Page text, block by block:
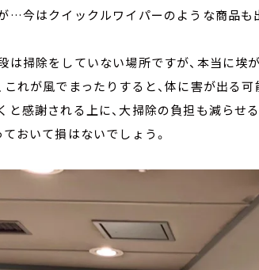
…今はクイックルワイパーのような商品も
は掃除をしていない場所ですが、本当に埃
これが風でまったりすると、体に害が出る可
と感謝される上に、大掃除の負担も減らせ
おいて損はないでしょう。